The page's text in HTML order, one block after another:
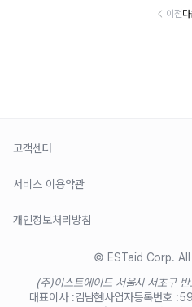
이전
고객센터
서비스 이용약관
개인정보처리방침
© ESTaid Corp.
(주)이스트에이드 서울시 서초구
대표이사 :김남현사업자등록번호 :